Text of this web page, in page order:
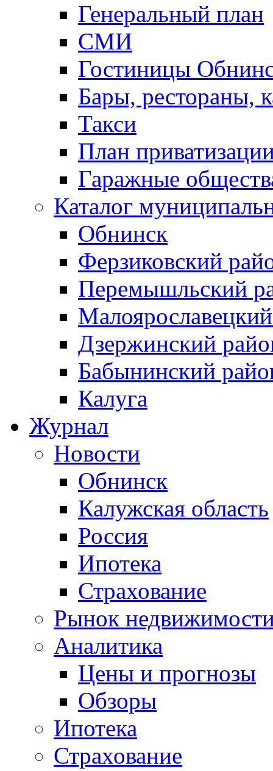
Генеральный план
СМИ
Гостиницы
Бары, рестораны,
Такси
План
Гаражные
Каталог
Обнинск
Ферзиковский
Перемышльский
Дзержинский
Бабынинский
Калуга
Журнал
Новости
Обнинск
Калужская область
Россия
Ипотека
Страхование
Рынок
Аналитика
Цены и прогнозы
Обзоры
Ипотека
Страхование